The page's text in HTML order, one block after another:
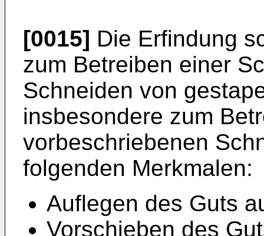
[0015] Die Erfindung
zum Betreiben einer
Schneiden von
insbesondere zum
vorbeschriebenen
folgenden Merkmalen:
Auflegen des Guts
Vorschieben des